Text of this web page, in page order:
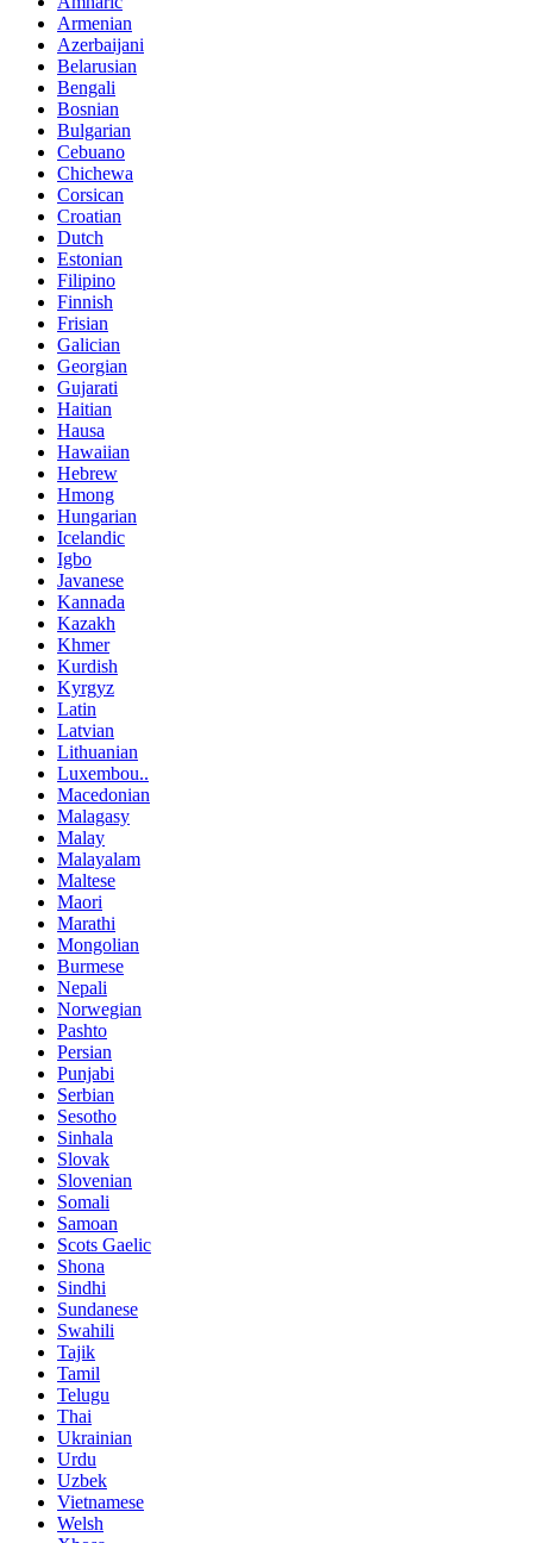
Armenian
Azerbaijani
Belarusian
Bengali
Bosnian
Bulgarian
Cebuano
Chichewa
Corsican
Croatian
Dutch
Estonian
Filipino
Finnish
Frisian
Galician
Georgian
Gujarati
Haitian
Hausa
Hawaiian
Hebrew
Hmong
Hungarian
Icelandic
Igbo
Javanese
Kannada
Kazakh
Khmer
Kurdish
Kyrgyz
Latin
Latvian
Lithuanian
Luxembou..
Macedonian
Malagasy
Malay
Malayalam
Maltese
Maori
Marathi
Mongolian
Burmese
Nepali
Norwegian
Pashto
Persian
Punjabi
Serbian
Sesotho
Sinhala
Slovak
Slovenian
Somali
Samoan
Scots Gaelic
Shona
Sindhi
Sundanese
Swahili
Tajik
Tamil
Telugu
Thai
Ukrainian
Urdu
Uzbek
Vietnamese
Welsh